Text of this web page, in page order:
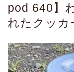
pod 640】
れたクッカ